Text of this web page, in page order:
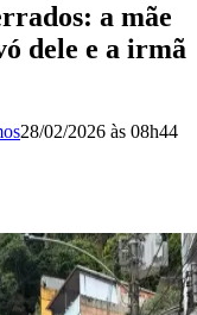
a mãe
dele e a irmã
28/02/2026 às 08h44